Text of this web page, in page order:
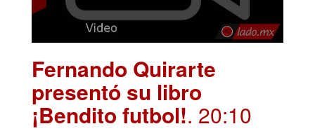
Fernando Quirarte
presentó su libro
¡Bendito futbol!. 20:10